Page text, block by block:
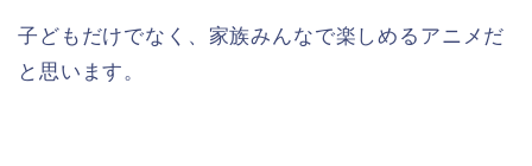
子どもだけでなく、家族みんなで楽しめるアニメだ
と思います。